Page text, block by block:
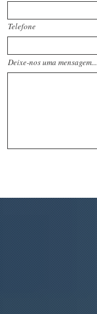
Telefone
Deixe-nos uma mensagem...